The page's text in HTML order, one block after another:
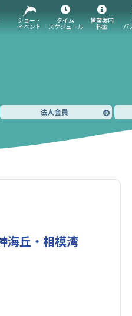
ショー・
イベント
タイム
スケジュール
営業案内
料金 パ
法人会員
海丘・相模湾